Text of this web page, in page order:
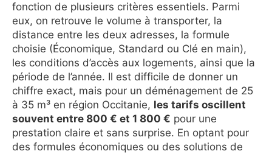
fonction de plusieurs critères essentiels. Parmi
eux, on retrouve le volume à transporter, la
distance entre les deux adresses, la formule
choisie (Économique, Standard ou Clé en main),
les conditions d’accès aux logements, ainsi que la
période de l’année. Il est difficile de donner un
chiffre exact, mais pour un déménagement de 25
à 35 m³ en région Occitanie, les tarifs oscillent
souvent entre 800 € et 1 800 € pour une
prestation claire et sans surprise. En optant pour
des formules économiques ou des solutions de